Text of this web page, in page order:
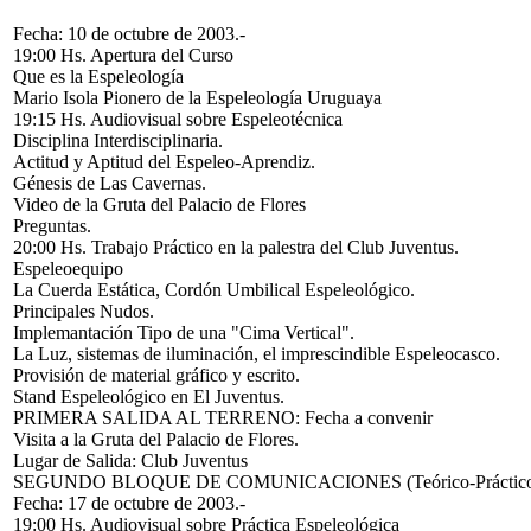
Fecha: 10 de octubre de 2003.-
19:00 Hs. Apertura del Curso
Que es la Espeleología
Mario Isola Pionero de la Espeleología Uruguaya
19:15 Hs. Audiovisual sobre Espeleotécnica
Disciplina Interdisciplinaria.
Actitud y Aptitud del Espeleo-Aprendiz.
Génesis de Las Cavernas.
Video de la Gruta del Palacio de Flores
Preguntas.
20:00 Hs. Trabajo Práctico en la palestra del Club Juventus.
Espeleoequipo
La Cuerda Estática, Cordón Umbilical Espeleológico.
Principales Nudos.
Implemantación Tipo de una "Cima Vertical".
La Luz, sistemas de iluminación, el imprescindible Espeleocasco.
Provisión de material gráfico y escrito.
Stand Espeleológico en El Juventus.
PRIMERA SALIDA AL TERRENO: Fecha a convenir
Visita a la Gruta del Palacio de Flores.
Lugar de Salida: Club Juventus
SEGUNDO BLOQUE DE COMUNICACIONES (Teórico-
Fecha: 17 de octubre de 2003.-
19:00 Hs. Audiovisual sobre Práctica Espeleológica